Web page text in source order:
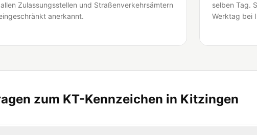
Zulassungsstellen und Straßenverkehrsämtern
anerkannt.
selben Tag.
Werktag bei
zum KT-Kennzeichen in Kitzingen